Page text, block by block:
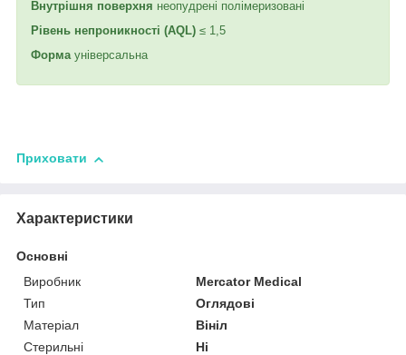
Внутрішня поверхня неопудрені полімеризовані
Рівень непроникності (AQL) ≤ 1,5
Форма універсальна
Приховати
Характеристики
Основні
Виробник
Mercator Medical
Тип
Оглядові
Матеріал
Вініл
Стерильні
Ні